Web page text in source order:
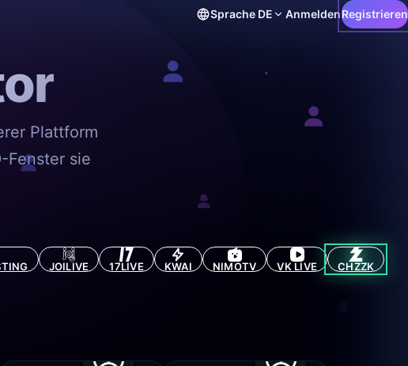
Sprache DE AnmeldenRegistrieren
Plattform
Fenster sie
JOILIVE 17LIVE KWAI NIMOTV VK LIVE
CHZZK